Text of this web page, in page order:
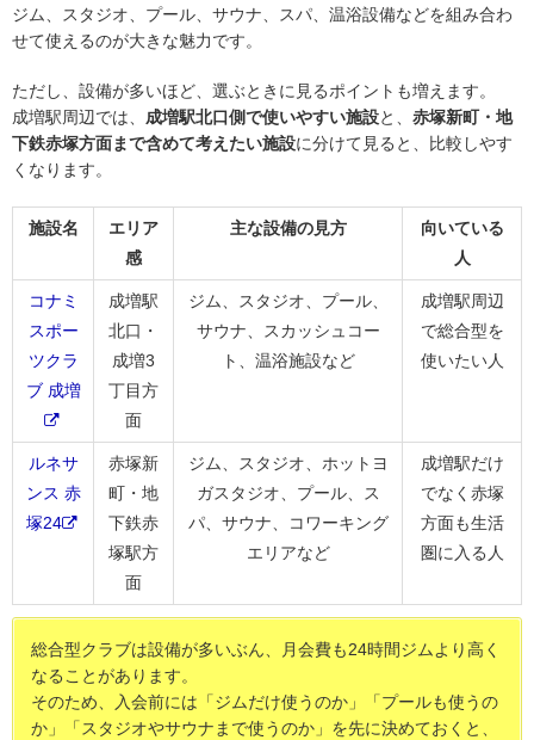
ジム、スタジオ、プール、サウナ、スパ、温浴設備などを組み合わ
せて使えるのが大きな魅力です。
ただし、設備が多いほど、選ぶときに見るポイントも増えます。
成増駅周辺では、 成増駅北口側で使いやすい施設と、 赤塚新町・地
下鉄赤塚方面まで含めて考えたい施設に分けて見ると、比較しやす
くなります。
施設名
エリア
感
主な設備の見方
向いている
人
コナミ
スポー
ツクラ
ブ 成増
成増駅
北口・
成増3
丁目方
面
ジム、スタジオ、プール、
サウナ、スカッシュコー
ト、温浴施設など
成増駅周辺
で総合型を
使いたい人
ルネサ
ンス 赤
塚24
赤塚新
町・地
下鉄赤
塚駅方
面
ジム、スタジオ、ホットヨ
ガスタジオ、プール、ス
パ、サウナ、コワーキング
エリアなど
成増駅だけ
でなく赤塚
方面も生活
圏に入る人
総合型クラブは設備が多いぶん、月会費も24時間ジムより高く
なることがあります。
そのため、入会前には「ジムだけ使うのか」「プールも使うの
か」「スタジオやサウナまで使うのか」を先に決めておくと、